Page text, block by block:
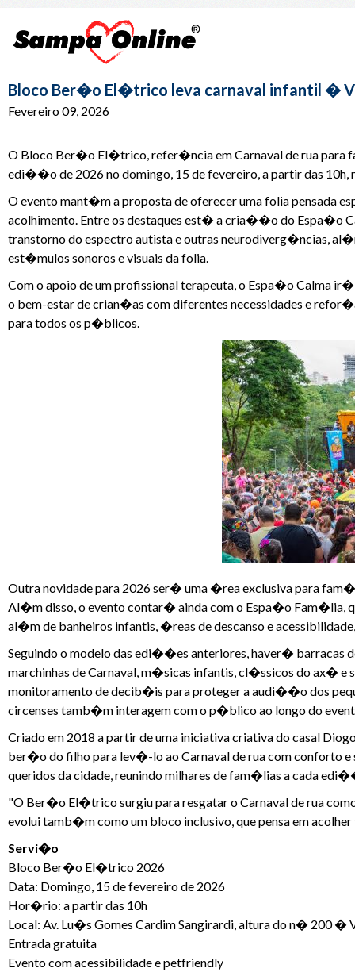
Bloco Ber�o El�trico leva carnaval infantil �
Fevereiro 09, 2026
O Bloco Ber�o El�trico, refer�ncia em Carnaval de rua para
edi��o de 2026 no domingo, 15 de fevereiro, a partir das 10h,
O evento mant�m a proposta de oferecer uma folia pensada
acolhimento. Entre os destaques est� a cria��o do Espa�o
transtorno do espectro autista e outras neurodiverg�ncias,
est�mulos sonoros e visuais da folia.
Com o apoio de um profissional terapeuta, o Espa�o Calma
o bem-estar de crian�as com diferentes necessidades e
para todos os p�blicos.
Outra novidade para 2026 ser� uma �rea exclusiva para
Al�m disso, o evento contar� ainda com o Espa�o
al�m de banheiros infantis, �reas de descanso e
Seguindo o modelo das edi��es anteriores, haver�
marchinhas de Carnaval, m�sicas infantis, cl�ssicos do ax� e
monitoramento de decib�is para proteger a audi��o dos
circenses tamb�m interagem com o p�blico ao longo do
Criado em 2018 a partir de uma iniciativa criativa do casal
ber�o do filho para lev�-lo ao Carnaval de rua com conforto e
queridos da cidade, reunindo milhares de fam�lias a cada
"O Ber�o El�trico surgiu para resgatar o Carnaval de rua
evolui tamb�m como um bloco inclusivo, que pensa em
Servi�o
Bloco Ber�o El�trico 2026
Data: Domingo, 15 de fevereiro de 2026
Hor�rio: a partir das 10h
Local: Av. Lu�s Gomes Cardim Sangirardi, altura do n� 200
Entrada gratuita
Evento com acessibilidade e petfriendly